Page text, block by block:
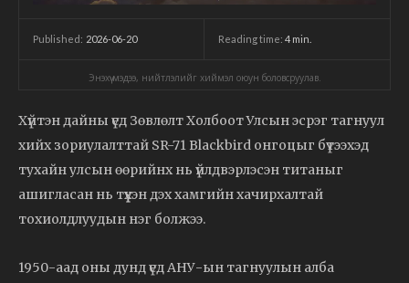
Published: 2026-06-20 Reading time: 4 min.
Энэхүү мэдээ, нийтлэлийг хиймэл оюун боловсруулав.
Хүйтэн дайны үед Зөвлөлт Холбоот Улсын эсрэг тагнуул
хийх зориулалттай SR-71 Blackbird онгоцыг бүтээхэд
тухайн улсын өөрийнх нь үйлдвэрлэсэн титаныг
ашигласан нь түүхэн дэх хамгийн хачирхалтай
тохиолдлуудын нэг болжээ.
1950-аад оны дунд үед АНУ-ын тагнуулын алба